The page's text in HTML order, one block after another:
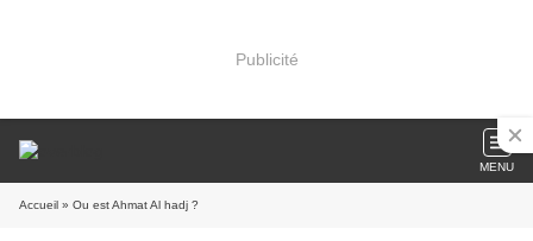
Publicité
MENU
Accueil » Ou est Ahmat Al hadj ?